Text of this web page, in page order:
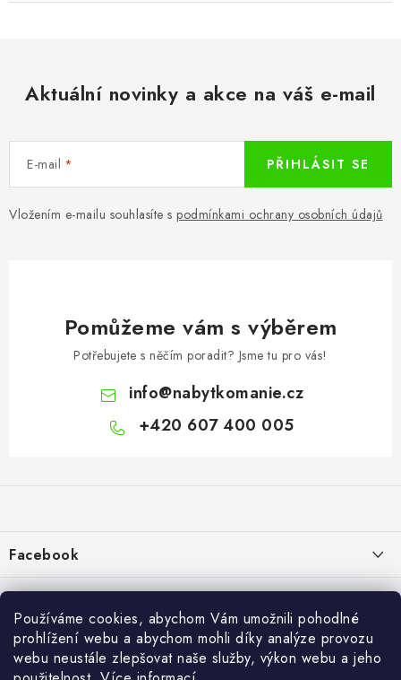
Používáme cookies, abychom Vám umožnili pohodlné
prohlížení webu a abychom mohli díky analýze provozu
webu neustále zlepšovat naše služby, výkon webu a jeho
Aktuální novinky a akce na váš e-mail
E-mail
Vložením e-mailu souhlasíte s podmínkami ochrany osobních údajů
PŘIHLÁSIT SE
Pomůžeme vám s výběrem
Potřebujete s něčím poradit? Jsme tu pro vás!
info@nabytkomanie.cz
+420 607 400 005
a
í
Facebook
Vše o nákupu
Info